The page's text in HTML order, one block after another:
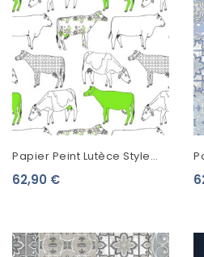
Papier Peint Lutèce Style
Cuisine 3 Vaches Fantaisie
62,90 €